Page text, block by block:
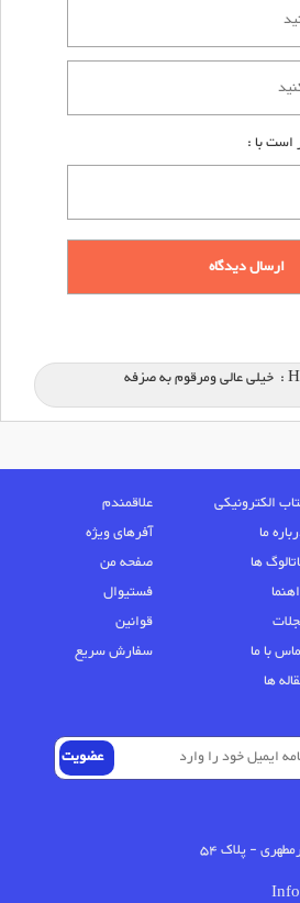
است با :
خیلی عالی ومرقوم به صزفه
الکترونیکی
علاقمندم
ما
آفرهای ویژه
ها
صفحه من
فستیوال
قوانین
با ما
سفارش سریع
ها
- پلاک 54